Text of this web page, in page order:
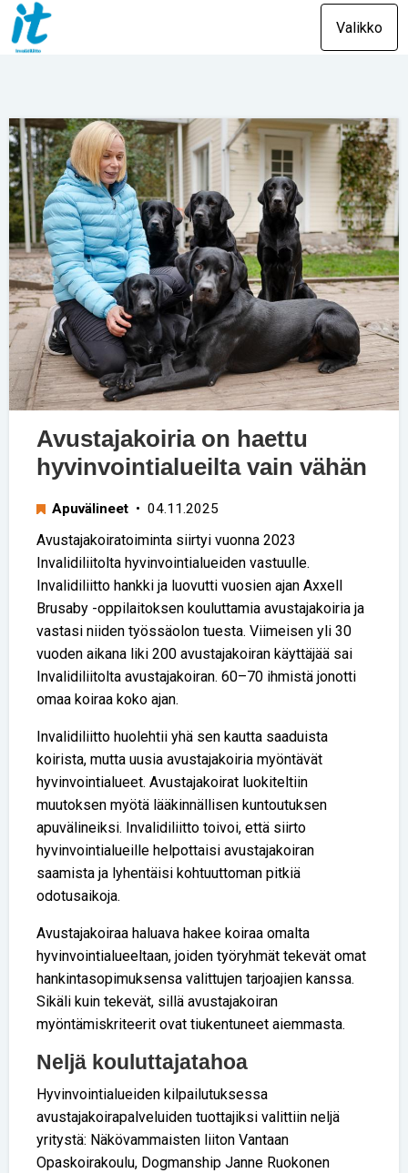
Valikko
Avustajakoiria on haettu
hyvinvointialueilta vain vähän
Apuvälineet • 04.11.2025
Avustajakoiratoiminta siirtyi vuonna 2023
Invalidiliitolta hyvinvointialueiden vastuulle.
Invalidiliitto hankki ja luovutti vuosien ajan Axxell
Brusaby -oppilaitoksen kouluttamia avustajakoiria ja
vastasi niiden työssäolon tuesta. Viimeisen yli 30
vuoden aikana liki 200 avustajakoiran käyttäjää sai
Invalidiliitolta avustajakoiran. 60–70 ihmistä jonotti
omaa koiraa koko ajan.
Invalidiliitto huolehtii yhä sen kautta saaduista
koirista, mutta uusia avustajakoiria myöntävät
hyvinvointialueet. Avustajakoirat luokiteltiin
muutoksen myötä lääkinnällisen kuntoutuksen
apuvälineiksi. Invalidiliitto toivoi, että siirto
hyvinvointialueille helpottaisi avustajakoiran
saamista ja lyhentäisi kohtuuttoman pitkiä
odotusaikoja.
Avustajakoiraa haluava hakee koiraa omalta
hyvinvointialueeltaan, joiden työryhmät tekevät omat
hankintasopimuksensa valittujen tarjoajien kanssa.
Sikäli kuin tekevät, sillä avustajakoiran
myöntämiskriteerit ovat tiukentuneet aiemmasta.
Neljä kouluttajatahoa
Hyvinvointialueiden kilpailutuksessa
avustajakoirapalveluiden tuottajiksi valittiin neljä
yritystä: Näkövammaisten liiton Vantaan
Opaskoirakoulu, Dogmanship Janne Ruokonen